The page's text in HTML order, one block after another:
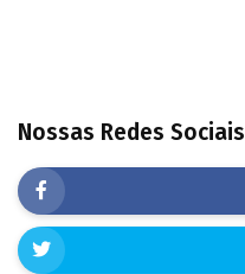
Nossas Redes Sociais